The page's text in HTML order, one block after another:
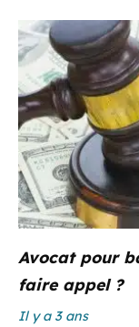
Avocat pour
faire appel ?
Il y a 3 ans